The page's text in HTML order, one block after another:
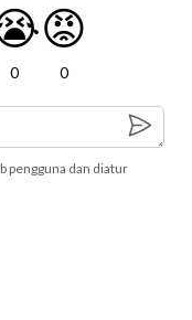
0
😡
0
pengguna dan diatur